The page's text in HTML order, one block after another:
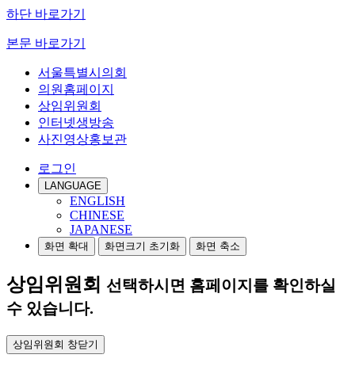
하단 바로가기
본문 바로가기
서울특별시의회
의원홈페이지
상임위원회
인터넷생방송
사진영상홍보관
로그인
LANGUAGE
ENGLISH
CHINESE
JAPANESE
화면 확대 화면크기 초기화 화면 축소
상임위원회 선택하시면 홈페이지를 확인하실
수 있습니다.
상임위원회 창닫기